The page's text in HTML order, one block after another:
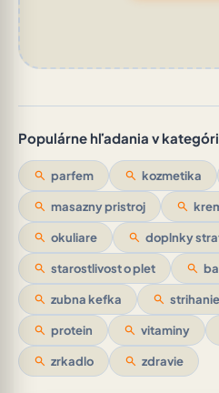
Populárne hľadania v
search parfem search kozmetika
search masazny pristroj search
search okuliare search doplnky
search starostlivost o plet search
search zubna kefka search
search protein search vitaminy
search zrkadlo search zdravie